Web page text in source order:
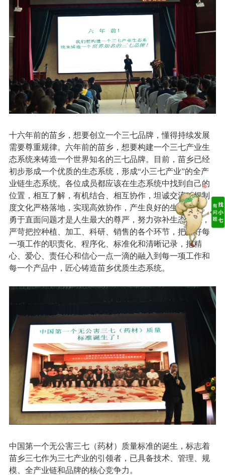
十六年前的苗乡，想要创立一个三七品牌，懂得持续发展
需要尊重规律。六年前的苗乡，想要构建一个三七产业生
态系统来铸造一个世界知名的三七品牌。目前，苗乡已经
初步形成一个优质的生态系统，形成“小三七产业”的全产
业链生态系统。各位成员都应该在生态系统中找到自己的
位置，相互了解，有机结合、相互协作，坦诚交流，把制
度文化严格落地，实现高效协作，产生良好的生态效应。
勇于直面问题才是人生最大的尊严，努力弥补生态缺陷，
严苛把控种植、加工、科研、销售的各个环节，把握好每
一项工作的职责化、程序化、标准化和清晰记录，把精
心、爱心、责任心和信心一点一滴的融入到每一项工作和
每一个产品中，匠心铸造苗乡优质生态系统。
中国第一个无公害三七（药材）质量标准的诞生，标志着
苗乡三七作为三七产业的引领者，已具备技术、管理、规
模、全产业链和品牌的核心竞争力。